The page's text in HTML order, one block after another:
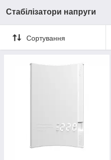
Стабілізатори напруги
Сортування